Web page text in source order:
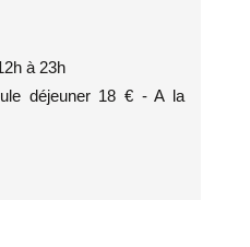
à 23h
déjeuner 18 € - A la